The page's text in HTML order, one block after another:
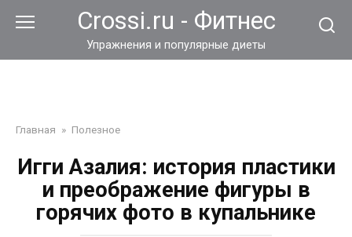
Crossi.ru - Фитнес
Упражнения и популярные диеты
Главная » Полезное
Игги Азалия: история пластики
и преображение фигуры в
горячих фото в купальнике